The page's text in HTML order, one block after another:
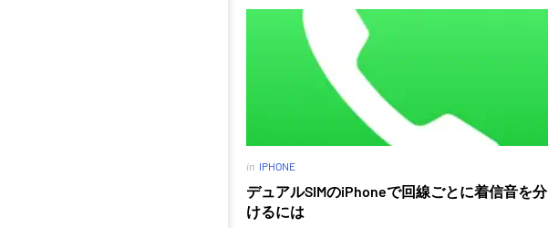
in IPHONE
デュアルSIMのiPhoneで回線ごとに着信音を分
けるには